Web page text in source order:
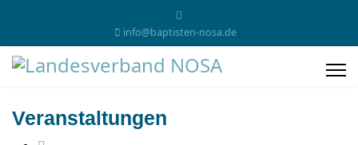
info@baptisten-nosa.de
Veranstaltungen